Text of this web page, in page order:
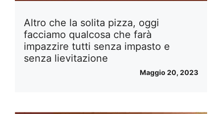
Altro che la solita pizza, oggi
facciamo qualcosa che farà
impazzire tutti senza impasto e
senza lievitazione
Maggio 20, 2023